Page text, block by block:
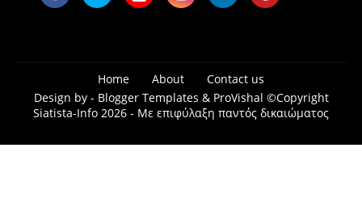
Home About
Contact us
Design by - Blogger Templates & ProVishal ©Copyright
Siatista-Info 2026 - Με επιφύλαξη παντός δικαιώματος